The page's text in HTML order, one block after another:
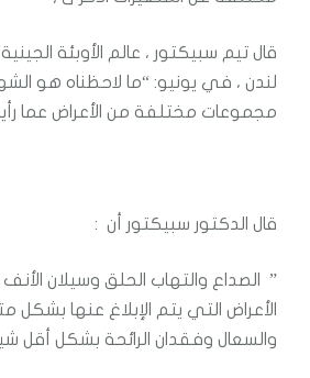
قال تيم سبيكتور ، عالم الأوبئة الجينية
لندن ، في يونيو: “ما لاحظناه هو الشهر
مجموعات مختلفة من الأعراض عما رأيناه
قال الدكتور سبيكتور أن :
” الصداع والتهاب الحلق وسيلان الأنف هي
الأعراض التي يتم الإبلاغ عنها بشكل
والسعال وفقدان الرائحة بشكل أقل